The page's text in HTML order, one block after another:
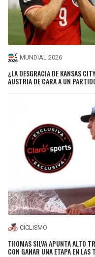
MUNDIAL 2026
¿LA DESGRACIA DE KANSAS
AUSTRIA DE CARA A UN
CICLISMO
THOMAS SILVA APUNTA ALTO
CON GANAR UNA ETAPA EN LAS